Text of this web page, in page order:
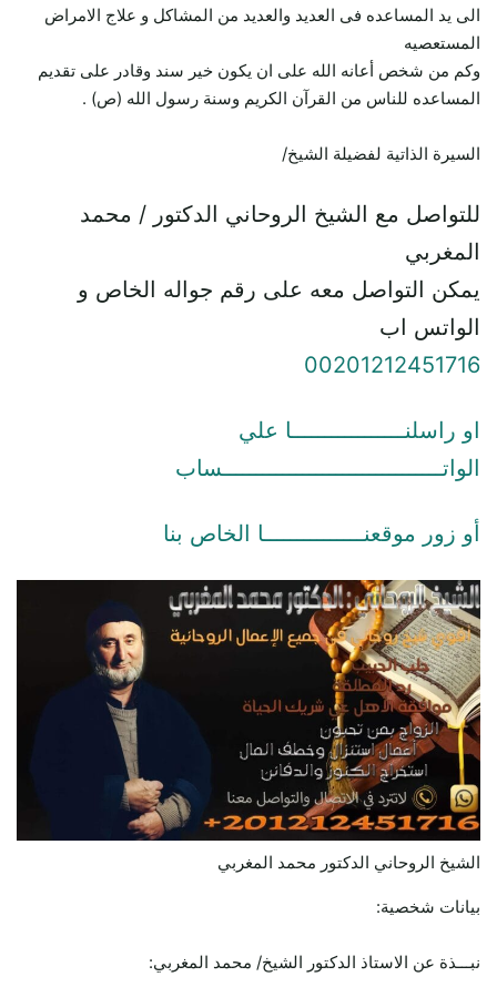
الى يد المساعده فى العديد والعديد من المشاكل و علاج الامراض
المستعصيه
وكم من شخص أعانه الله على ان يكون خير سند وقادر على تقديم
المساعده للناس من القرآن الكريم وسنة رسول الله (ص) .
السيرة الذاتية لفضيلة الشيخ/
للتواصل مع الشيخ الروحاني الدكتور / محمد
المغربي
يمكن التواصل معه على رقم جواله الخاص و
الواتس اب
00201212451716
او راسلنـــــــــــــــــا علي
الواتـــــــــــــــــــــــــــــــــساب
أو زور موقعنـــــــــــــــا الخاص بنا
الشيخ الروحاني الدكتور محمد المغربي
بيانات شخصية:
نبـــذة عن الاستاذ الدكتور الشيخ/ محمد المغربي: